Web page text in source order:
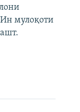
Ин мулоқоти